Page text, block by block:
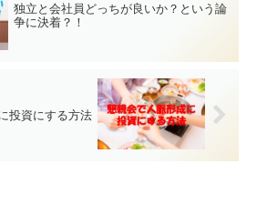
独立と会社員どっちが良いか？という論
争に決着？！
投資にする方法